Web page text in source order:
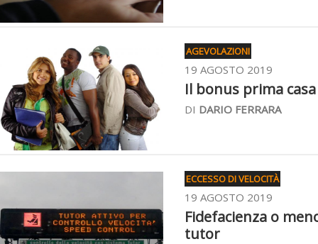
AGEVOLAZIONI
19 AGOSTO 2019
Il bonus prima
DI DARIO FERRARA
ECCESSO DI VELOCITÀ
19 AGOSTO 2019
Fidefacienza o
tutor